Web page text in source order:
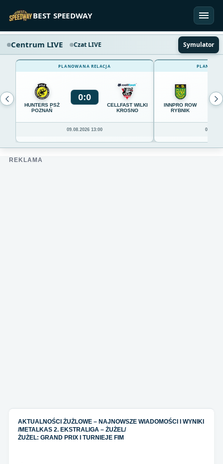
BEST SPEEDWAY
Centrum LIVE Czat LIVE Symulator
PLANOWANA RELACJA
HUNTERS PSŻ
POZNAŃ
0:0
CELLFAST WILKI
KROSNO
09.08.2026 13:00
INNPRO ROW
RYBNIK
0
REKLAMA
AKTUALNOŚCI ŻUŻLOWE – NAJNOWSZE WIADOMOŚCI I WYNIKI
/METALKAS 2. EKSTRALIGA – ŻUŻEL/
ŻUŻEL: GRAND PRIX I TURNIEJE FIM